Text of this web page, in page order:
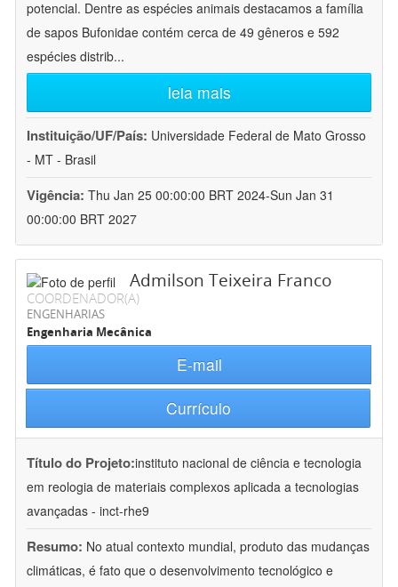
potencial. Dentre as espécies animais destacamos a família
de sapos Bufonidae contém cerca de 49 gêneros e 592
espécies distrib...
leia mais
Instituição/UF/País: Universidade Federal de Mato Grosso
- MT - Brasil
Vigência: Thu Jan 25 00:00:00 BRT 2024-Sun Jan 31
00:00:00 BRT 2027
Admilson Teixeira Franco
COORDENADOR(A)
ENGENHARIAS
Engenharia Mecânica
E-mail
Currículo
Título do Projeto:instituto nacional de ciência e tecnologia
em reologia de materiais complexos aplicada a tecnologias
avançadas - inct-rhe9
Resumo: No atual contexto mundial, produto das mudanças
climáticas, é fato que o desenvolvimento tecnológico e